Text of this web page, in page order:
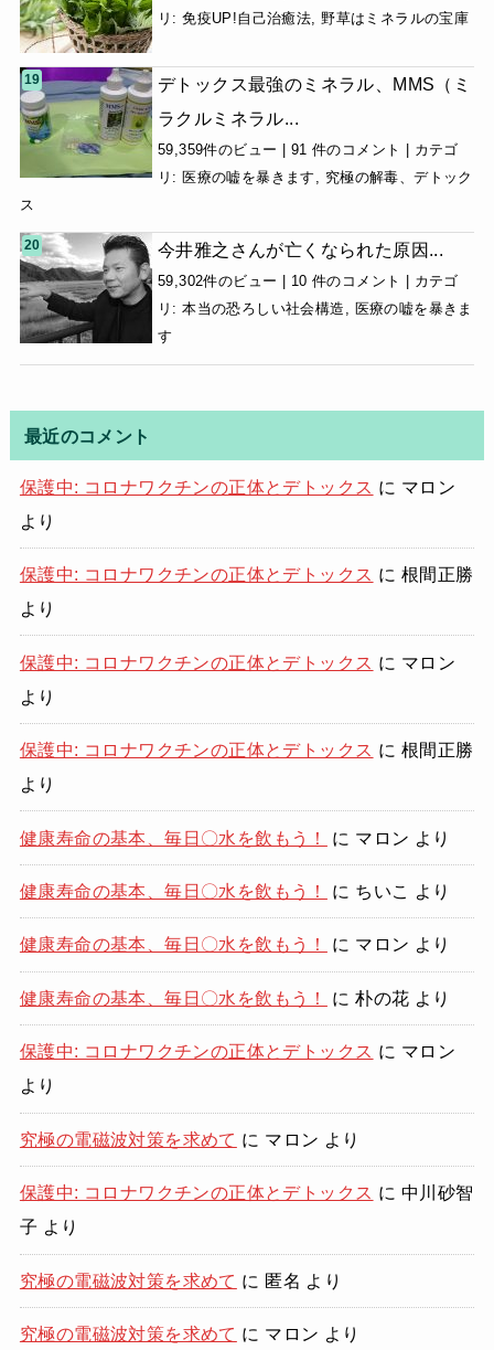
リ:免疫UP!自己治癒法 野草はミネラルの宝庫
デトックス最強のミネラル、MMS（ミ
ラクルミネラル...
59,359件のビュー 91 件のコメント
カテゴ
リ: 医療の嘘を暴きます , 究極の解毒、デトック
ス
今井雅之さんが亡くなられた原因...
59,302件のビュー 10 件のコメント
カテゴ
リ:本当の恐ろしい社会構造 , 医療の嘘を暴きま
す
最近のコメント
保護中: コロナワクチンの正体とデトックス に マロン
より
保護中: コロナワクチンの正体とデトックス に 根間正勝
より
保護中: コロナワクチンの正体とデトックス に マロン
より
保護中: コロナワクチンの正体とデトックス に 根間正勝
より
健康寿命の基本、毎日〇水を飲もう！ に マロン より
健康寿命の基本、毎日〇水を飲もう！ に ちいこ より
健康寿命の基本、毎日〇水を飲もう！ に マロン より
健康寿命の基本、毎日〇水を飲もう！ に朴の花 より
保護中: コロナワクチンの正体とデトックス に マロン
より
究極の電磁波対策を求めて に マロン より
保護中: コロナワクチンの正体とデトックス に 中川砂智
子 より
究極の電磁波対策を求めて に 匿名 より
究極の電磁波対策を求めて に マロン より